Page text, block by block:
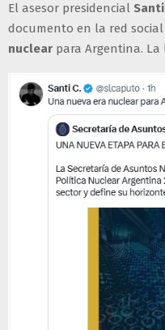
El asesor presidencial
documento en la red social
nuclear para Argentina.